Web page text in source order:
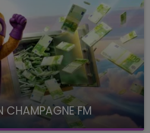
CHAMPAGNE FM
FM, à 8H10